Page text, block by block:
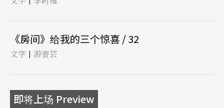
《房间》给我的三个惊喜 / 32
文字 | 游资芸
即将上场 Preview